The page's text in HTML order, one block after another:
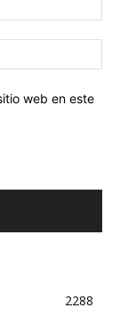
web en este
2288